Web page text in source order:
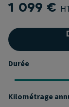
1 099 €
Durée
Kilométrage